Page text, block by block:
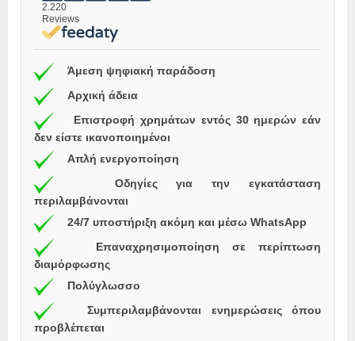
2.220
Reviews
Άμεση ψηφιακή παράδοση
Αρχική άδεια
Επιστροφή χρημάτων εντός 30 ημερών εάν
δεν είστε ικανοποιημένοι
Απλή ενεργοποίηση
Οδηγίες για την εγκατάσταση
περιλαμβάνονται
24/7 υποστήριξη ακόμη και μέσω WhatsApp
Επαναχρησιμοποίηση σε περίπτωση
διαμόρφωσης
Πολύγλωσσο
Συμπεριλαμβάνονται ενημερώσεις όπου
προβλέπεται